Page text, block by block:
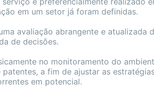
em um setor já foram definidas.
avaliação abrangente e
de decisões.
no monitoramento do
patentes, a fim de ajustar as
em potencial.